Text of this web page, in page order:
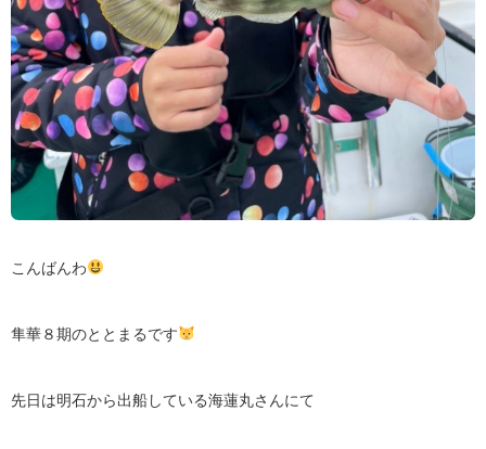
こんばんわ
隼華８期のととまるです
先日は明石から出船している海蓮丸さんにて